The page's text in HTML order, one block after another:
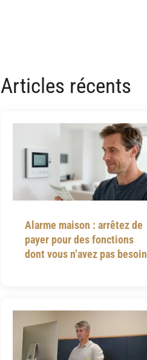
Articles récents
Alarme maison : arrêtez de
payer pour des fonctions
dont vous n’avez pas besoin